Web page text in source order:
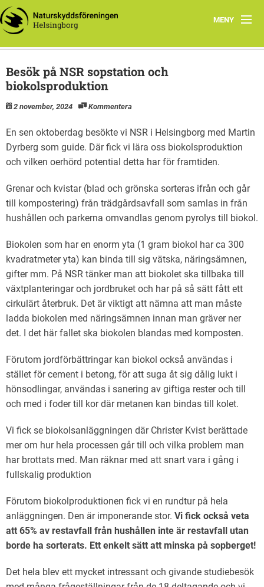
MENY
Hem
Läs mer
Program
Natursnokarnas våren 2024
Besök på NSR sopstation och
biokolsproduktion
2 november, 2024 Kommentera
En sen oktoberdag besökte vi NSR i Helsingborg med Martin
Dyrberg som guide. Där fick vi lära oss biokolsproduktion
och vilken oerhörd potential detta har för framtiden.
Grenar och kvistar (blad och grönska sorteras ifrån och går
till kompostering) från trädgårdsavfall som samlas in från
hushållen och parkerna omvandlas genom pyrolys till biokol.
Biokolen som har en enorm yta (1 gram biokol har ca 300
kvadratmeter yta) kan binda till sig vätska, näringsämnen,
gifter mm. På NSR tänker man att biokolet ska tillbaka till
växtplanteringar och jordbruket och har på så sätt fått ett
cirkulärt återbruk. Det är viktigt att nämna att man måste
ladda biokolen med näringsämnen innan man gräver ner
det. I det här fallet ska biokolen blandas med komposten.
Förutom jordförbättringar kan biokol också användas i
stället för cement i betong, för att suga åt sig dålig lukt i
hönsodlingar, användas i sanering av giftiga rester och till
och med i foder till kor där metanen kan bindas till kolet.
Vi fick se biokolsanläggningen där Christer Kvist berättade
mer om hur hela processen går till och vilka problem man
har brottats med. Man räknar med att snart vara i gång i
fullskalig produktion
Förutom biokolproduktionen fick vi en rundtur på hela
anläggningen. Den är imponerande stor. Vi fick också veta
att 65% av restavfall från hushållen inte är restavfall utan
borde ha sorterats. Ett enkelt sätt att minska på sopberget!
Det hela blev ett mycket intressant och givande studiebesök